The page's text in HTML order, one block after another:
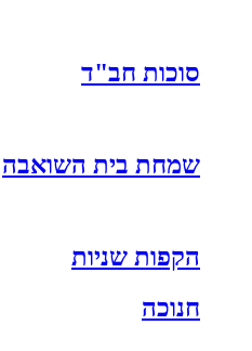
סוכות חב"ד
שמחת בית השואבה
הקפות שניות
חנוכה